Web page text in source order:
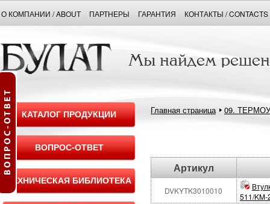
О КОМПАНИИ / ABOUT ПАРТНЕРЫ ГАРАНТИЯ КОНТАКТЫ / CONTACTS
КАТАЛОГ ПРОДУКЦИИ
ВОПРОС-ОТВЕТ
ТЕХНИЧЕСКАЯ БИБЛИОТЕКА
Главная страница 09.
Артикул
DVKYTK3010010
511/KM-